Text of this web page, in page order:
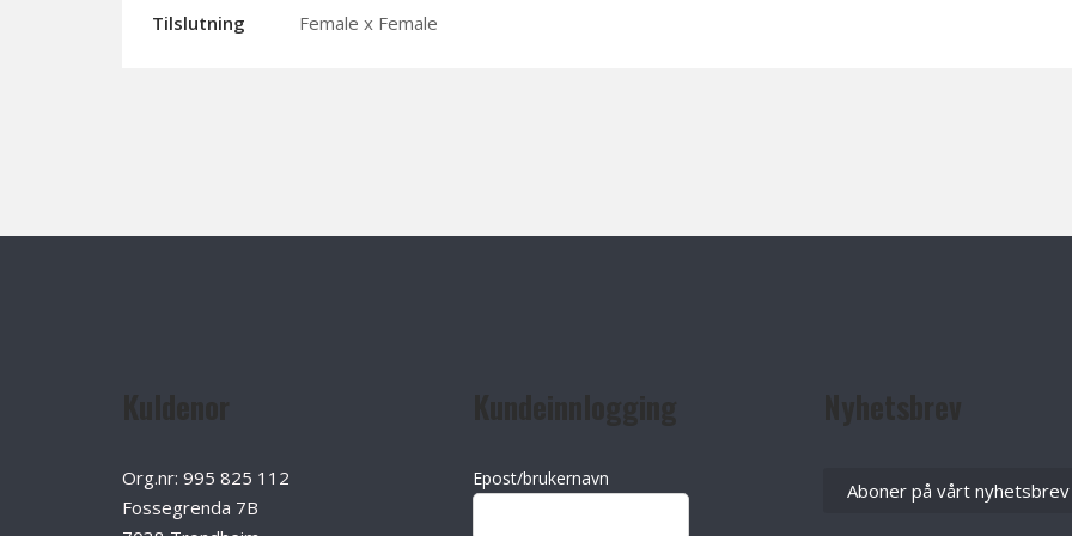
Tilslutning Female x Female
Org.nr: 995 825 112
Fossegrenda 7B
Epost/brukernavn
Aboner på vårt nyhetsbrev